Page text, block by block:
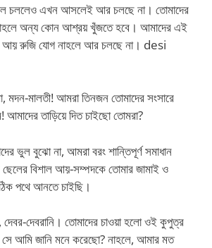
চললেও এখন আসলেই আর চলছে না। তোমাদের
তাহলে অন্য কোন আশ্রয় খুঁজতে হবে। আমাদের এই
আয় রুজি যোগ নাহলে আর চলছে না। desi
মদন-মালতী! আমরা তিনজন তোমাদের সংসারে
তাড়িয়ে দিত চাইছো তোমরা?
ভুল বুঝো না, আমরা বরং শান্তিপূর্ণ সমাধান
বিশাল আয়-সম্পদকে তোমার জামাই ও
পথে আনতে চাইছি।
দেবরানি। তোমাদের চাওয়া হলো ওই কুপুত্র
সে আমি জানি মনে করেছো? নাহলে, আমার মত